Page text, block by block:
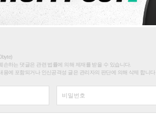
하는 댓글은 관련 법률에 의해 제재를 받을 수 있습니다.
에 포함되거나 인신공격성 글은 관리자의 판단에 의해 삭제 합니다.